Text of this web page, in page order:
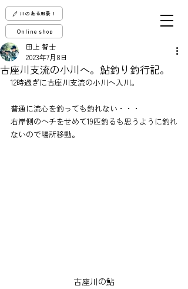
川のある風景！
Online shop
古座川支流の小川へ。鮎釣り釣行記。
田上 智士
2023年7月8日
12時過ぎに古座川支流の小川へ入川。
普通に流心を釣っても釣れない・・・
右岸側のヘチをせめて19匹釣るも思うように釣れ
ないので場所移動。
古座川の鮎